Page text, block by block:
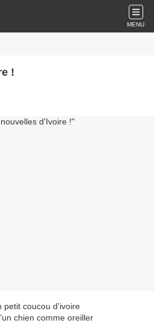
MENU
!
petit coucou d'ivoire
chien comme oreiller